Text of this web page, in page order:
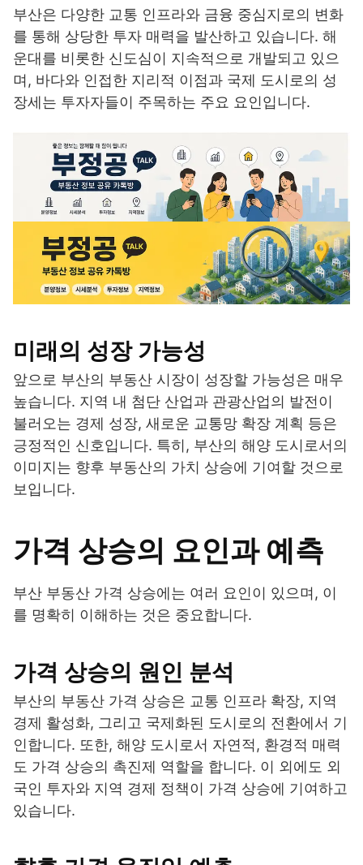
부산은 다양한 교통 인프라와 금융 중심지로의 변화
를 통해 상당한 투자 매력을 발산하고 있습니다. 해
운대를 비롯한 신도심이 지속적으로 개발되고 있으
며, 바다와 인접한 지리적 이점과 국제 도시로의 성
장세는 투자자들이 주목하는 주요 요인입니다.
미래의 성장 가능성
앞으로 부산의 부동산 시장이 성장할 가능성은 매우
높습니다. 지역 내 첨단 산업과 관광산업의 발전이
불러오는 경제 성장, 새로운 교통망 확장 계획 등은
긍정적인 신호입니다. 특히, 부산의 해양 도시로서의
이미지는 향후 부동산의 가치 상승에 기여할 것으로
보입니다.
가격 상승의 요인과 예측
부산 부동산 가격 상승에는 여러 요인이 있으며, 이
를 명확히 이해하는 것은 중요합니다.
가격 상승의 원인 분석
부산의 부동산 가격 상승은 교통 인프라 확장, 지역
경제 활성화, 그리고 국제화된 도시로의 전환에서 기
인합니다. 또한, 해양 도시로서 자연적, 환경적 매력
도 가격 상승의 촉진제 역할을 합니다. 이 외에도 외
국인 투자와 지역 경제 정책이 가격 상승에 기여하고
있습니다.